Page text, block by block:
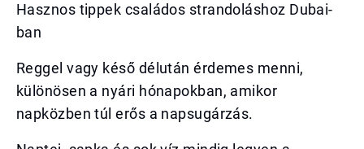
Hasznos tippek családos strandoláshoz Dubai-
ban
Reggel vagy késő délután érdemes menni,
különösen a nyári hónapokban, amikor
napközben túl erős a napsugárzás.